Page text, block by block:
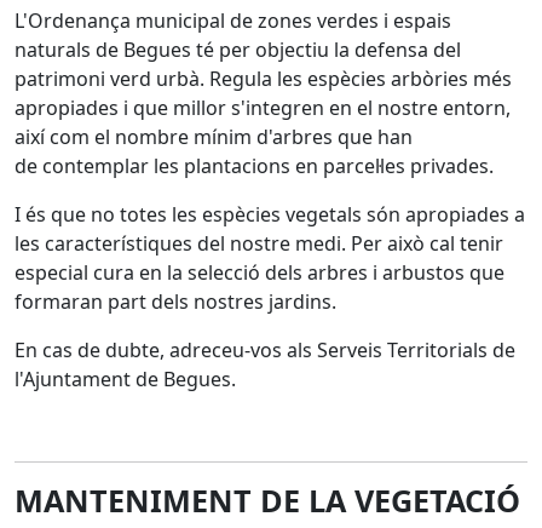
L'Ordenança municipal de zones verdes i espais
naturals de Begues té per objectiu la defensa del
patrimoni verd urbà. Regula les espècies arbòries més
apropiades i que millor s'integren en el nostre entorn,
així com el nombre mínim d'arbres que han
de contemplar les plantacions en parcel·les privades.
I és que no totes les espècies vegetals són apropiades a
les característiques del nostre medi. Per això cal tenir
especial cura en la selecció dels arbres i arbustos que
formaran part dels nostres jardins.
En cas de dubte, adreceu-vos als Serveis Territorials de
l'Ajuntament de Begues.
MANTENIMENT DE LA VEGETACIÓ